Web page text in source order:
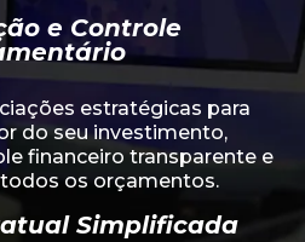
e Controle
estratégicas para
do seu investimento,
financeiro transparente e
os orçamentos.
Simplificada